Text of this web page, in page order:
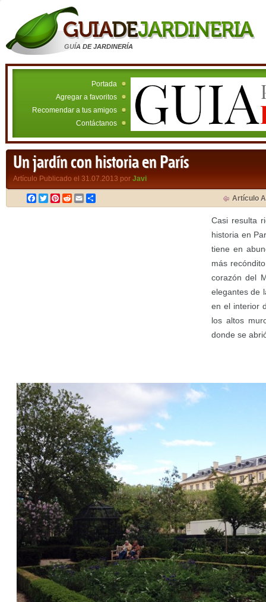
GUÍA DE JARDINERÍA
Portada
Agregar a favoritos
Recomendar a tus amigos
Contáctanos
Un jardín con historia en París
Artículo Publicado el 31.07.2013 por Javi
Facebook
TwitterPinterest
RedditEmail Artículo
Casi resulta
historia en
tiene en
más
corazón del
elegantes de
en el interior
los altos
donde se